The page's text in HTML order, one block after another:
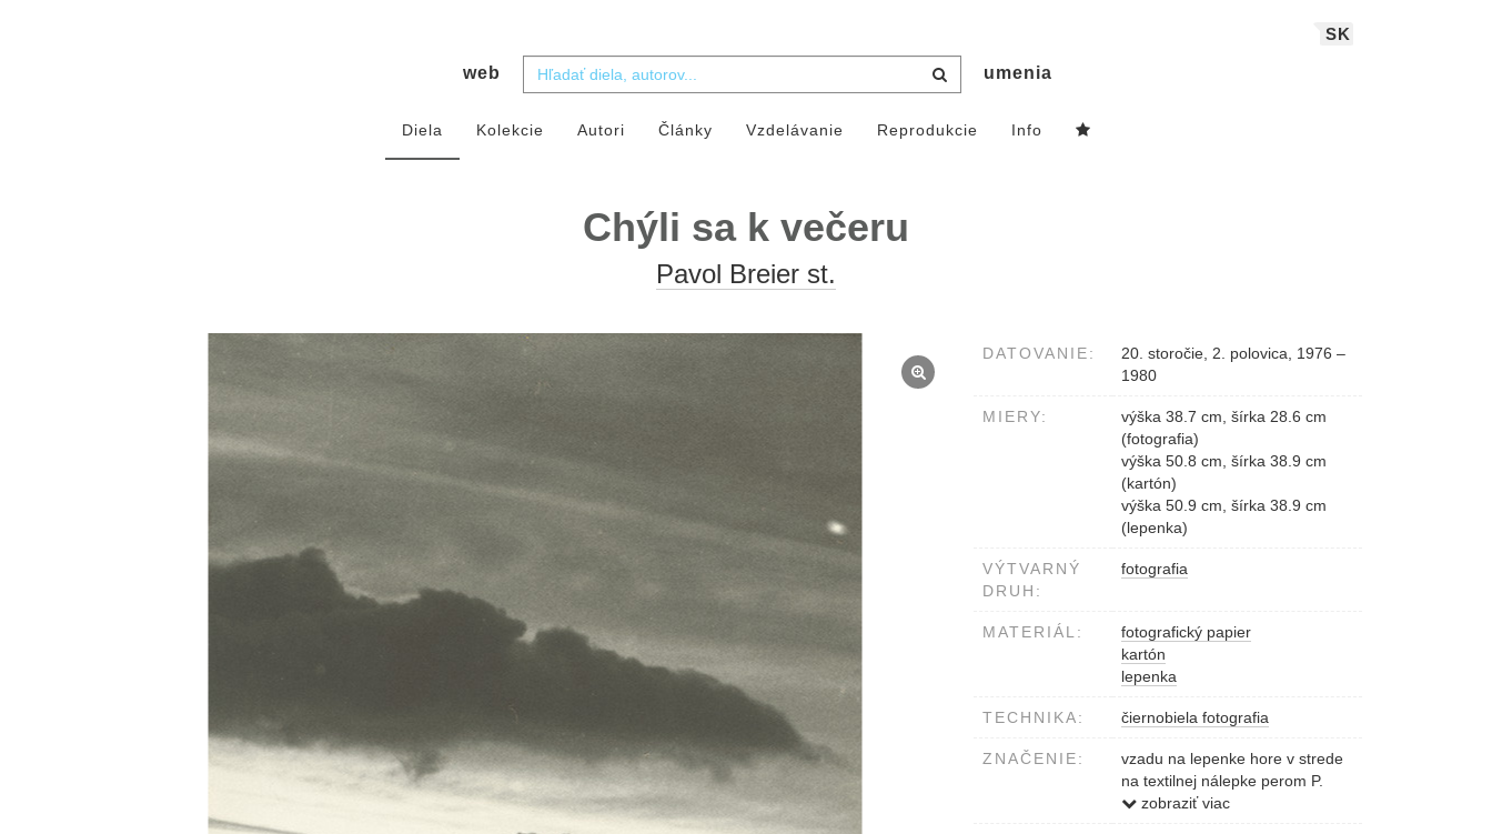
SK
web umenia
Diela Kolekcie Autori Články Vzdelávanie Reprodukcie Info
Chýli sa k večeru
Pavol Breier st.
DATOVANIE:
20. storočie, 2. polovica, 1976 –
1980
MIERY:
výška 38.7 cm, šírka 28.6 cm
(fotografia)
výška 50.8 cm, šírka 38.9 cm
(kartón)
výška 50.9 cm, šírka 38.9 cm
(lepenka)
VÝTVARNÝ
DRUH:
fotografia
MATERIÁL:
fotografický papier
kartón
lepenka
TECHNIKA: čiernobiela fotografia
ZNAČENIE:
vzadu na lepenke hore v strede
na textilnej nálepke perom P.
Breier: Chýli sa k večeru 1980
zobraziť viac